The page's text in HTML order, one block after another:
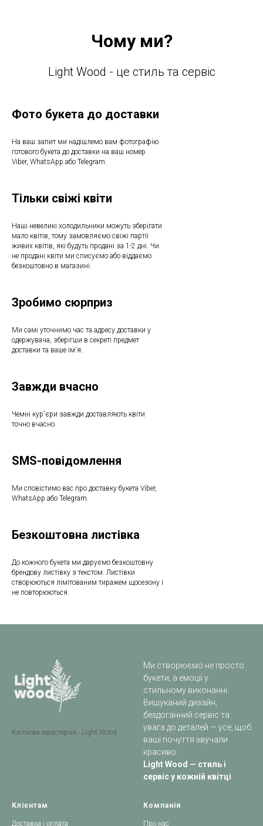
Чому ми?
Light Wood - це стиль та сервіс
Фото букета до доставки
На ваш запит ми надішлемо вам фотографію
готового букета до доставки на ваш номер
Viber, WhatsApp або Telegram.
Тільки свіжі квіти
Наші невеликі холодильники можуть зберігати
мало квітів, тому замовляємо свіжі партії
живих квітів, які будуть продані за 1-2 дні. Чи
не продані квіти ми списуємо або віддаємо
безкоштовно в магазині.
Зробимо сюрприз
Ми самі уточнимо час та адресу доставки у
одержувача, зберігши в секреті предмет
доставки та ваше ім'я.
Завжди вчасно
Чемні кур'єри завжди доставляють квіти
точно вчасно.
SMS-повідомлення
Ми сповістимо вас про доставку букета Viber,
WhatsApp або Telegram.
Безкоштовна листівка
До кожного букета ми даруємо безкоштовну
брендову листівку з текстом. Листівки
створюються лімітованим тиражем щосезону і
не повторюються.
Квіткова майстерня - Light Wood
Ми створюємо не просто
букети, а емоції у
стильному виконанні.
Вишуканий дизайн,
бездоганний сервіс та
увага до деталей — усе, щоб
ваші почуття звучали
красиво.
Light Wood — стиль і
сервіс у кожній квітці
Клієнтам
Доставка і оплата
Компанія
Про нас